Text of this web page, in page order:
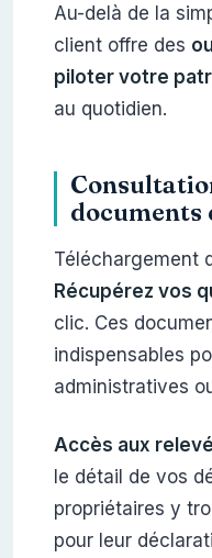
Au-delà de la
client offre des
piloter votre
au quotidien.
documents
Téléchargement
Récupérez vos
clic. Ces
indispensables
administratives
Accès aux
le détail de vos
propriétaires y
pour leur